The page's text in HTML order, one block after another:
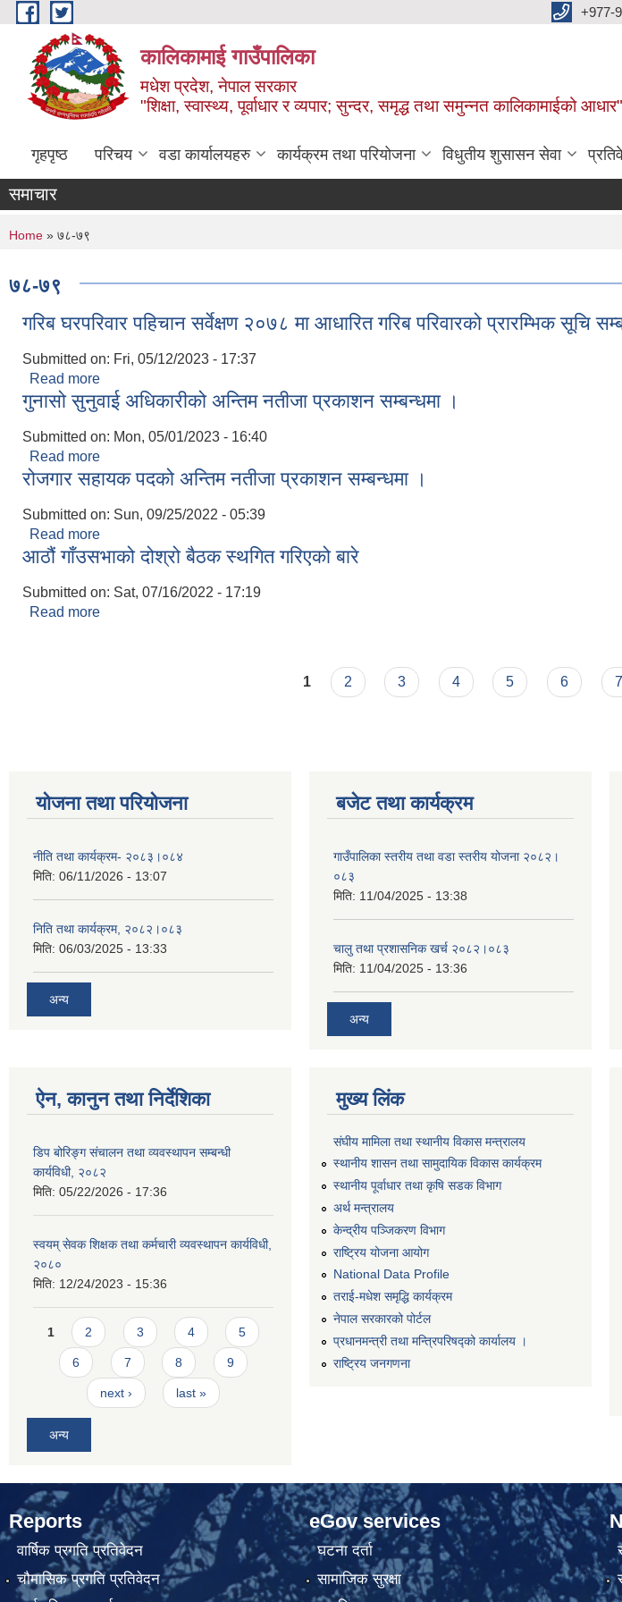
Skip to main content +977-
कालिकामाई गाउँपालिका
मधेश प्रदेश, नेपाल सरकार
"शिक्षा, स्वास्थ्य, पूर्वाधार र व्यपार; सुन्दर, समृद्ध तथा समुन्नत कालिकामाईको आधार"
गृहपृष्ठ परिचय वडा कार्यालयहरु कार्यक्रम तथा परियोजना विधुतीय शुसासन सेवा
समाचार
You are here
Home » ७८-७९
७८-७९
गरिब घरपरिवार पहिचान सर्वेक्षण २०७८ मा आधारित गरिब परिवारको प्रारम्भिक सूचि
Submitted on: Fri, 05/12/2023 - 17:37
Read more
गुनासो सुनुवाई अधिकारीको अन्तिम नतीजा प्रकाशन सम्बन्धमा ।
Submitted on: Mon, 05/01/2023 - 16:40
Read more
रोजगार सहायक पदको अन्तिम नतीजा प्रकाशन सम्बन्धमा ।
Submitted on: Sun, 09/25/2022 - 05:39
Read more
आठौं गाँउसभाको दोश्रो बैठक स्थगित गरिएको बारे
Submitted on: Sat, 07/16/2022 - 17:19
Read more
1 2 3 4 5 6 7
योजना तथा परियोजना
नीति तथा कार्यक्रम- २०८३।०८४
मिति: 06/11/2026 - 13:07
निति तथा कार्यक्रम, २०८२।०८३
मिति: 06/03/2025 - 13:33
अन्य
बजेट तथा कार्यक्रम
गाउँपालिका स्तरीय तथा वडा स्तरीय योजना २०८२।
०८३
मिति: 11/04/2025 - 13:38
चालु तथा प्रशासनिक खर्च २०८२।०८३
मिति: 11/04/2025 - 13:36
अन्य
ऐन, कानुन तथा निर्देशिका
डिप बोरिङ्ग संचालन तथा व्यवस्थापन सम्बन्धी
कार्यविधी, २०८२
मिति: 05/22/2026 - 17:36
स्वयम् सेवक शिक्षक तथा कर्मचारी व्यवस्थापन कार्यविधी,
२०८०
मिति: 12/24/2023 - 15:36
Pages
1 2 3 4 5
6 7 8 9
next › last »
अन्य
मुख्य लिंक
संघीय मामिला तथा स्थानीय विकास मन्त्रालय
स्थानीय शासन तथा सामुदायिक विकास कार्यक्रम
स्थानीय पूर्वाधार तथा कृषि सडक विभाग
अर्थ मन्त्रालय
केन्द्रीय पञ्जिकरण विभाग
राष्ट्रिय योजना आयोग
National Data Profile
तराई-मधेश समृद्धि कार्यक्रम
नेपाल सरकारको पोर्टल
प्रधानमन्त्री तथा मन्त्रिपरिषद्को कार्यालय ।
राष्ट्रिय जनगणना
Reports
वार्षिक प्रगति प्रतिवेदन
चौमासिक प्रगति प्रतिवेदन
eGov services
घटना दर्ता
सामाजिक सुरक्षा